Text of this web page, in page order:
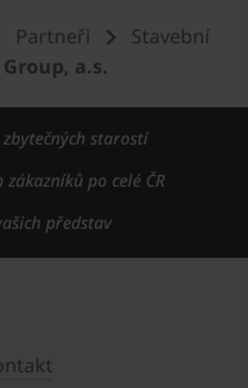
Partneři
Stavební
Group, a.s.
starostí
po celé ČR
představ